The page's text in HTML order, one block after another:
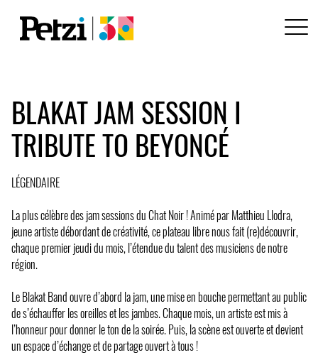
BLAKAT JAM SESSION I
TRIBUTE TO BEYONCÉ
LÉGENDAIRE
La plus célèbre des jam sessions du Chat Noir ! Animé par Matthieu Llodra,
jeune artiste débordant de créativité, ce plateau libre nous fait (re)découvrir,
chaque premier jeudi du mois, l’étendue du talent des musiciens de notre
région.
Le Blakat Band ouvre d’abord la jam, une mise en bouche permettant au public
de s’échauffer les oreilles et les jambes. Chaque mois, un artiste est mis à
l’honneur pour donner le ton de la soirée. Puis, la scène est ouverte et devient
un espace d’échange et de partage ouvert à tous !